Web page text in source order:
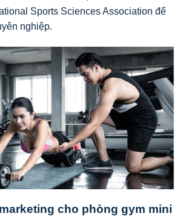
Sports Sciences Association để
nghiệp.
cho phòng gym mini